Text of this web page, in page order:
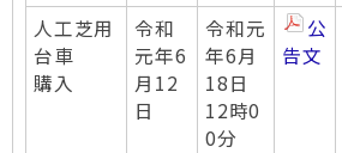
人工芝用
台車
購入
令和
元年6
月12
日
令和元
年6月
18日
12時0
0分
公
告文